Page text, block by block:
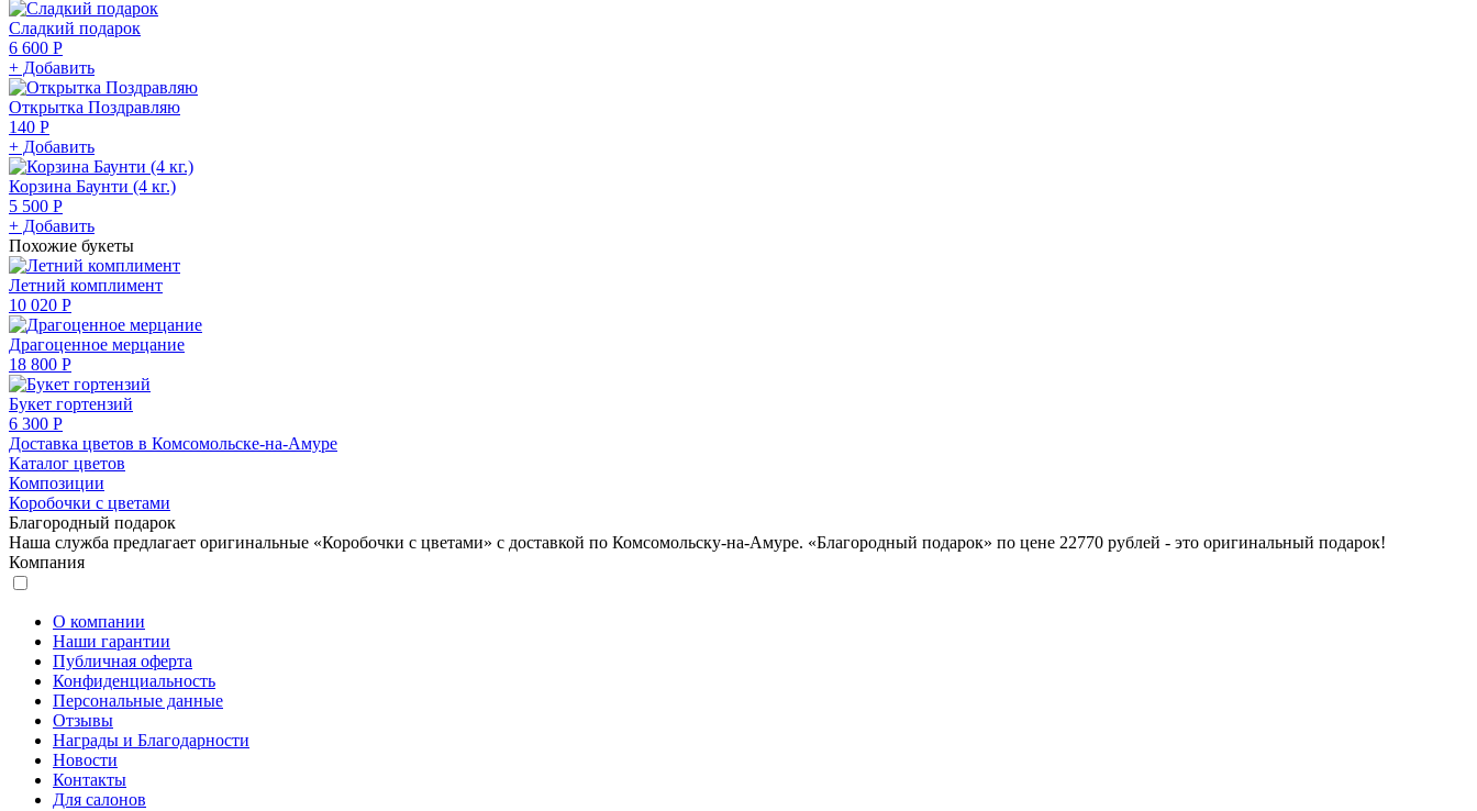
Сладкий подарок
6 600 Р
+ Добавить
Открытка Поздравляю
140 Р
+ Добавить
Корзина Баунти (4 кг.)
5 500 Р
+ Добавить
Похожие букеты
Летний комплимент
10 020 Р
Драгоценное мерцание
18 800 Р
Букет гортензий
6 300 Р
Доставка цветов в Комсомольске-на-Амуре
Каталог цветов
Композиции
Коробочки с цветами
Благородный подарок
Наша служба предлагает оригинальные «Коробочки с цветами» с доставкой по Комсомольску-на-Амуре. «Благородный подарок» по цене 22770 рублей - это оригинальный подарок!
Компания
О компании
Наши гарантии
Публичная оферта
Конфиденциальность
Персональные данные
Отзывы
Награды и Благодарности
Новости
Контакты
Для салонов